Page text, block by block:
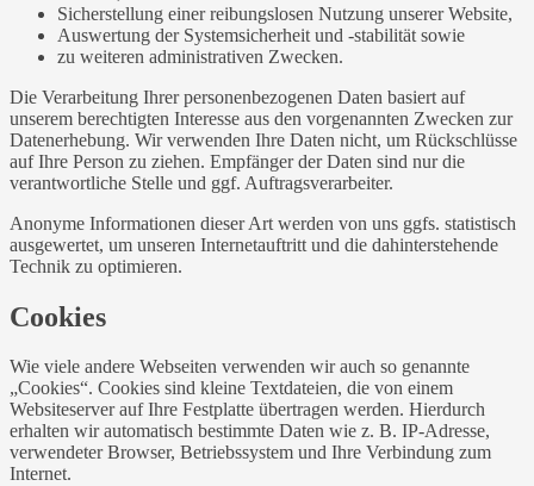
Sicherstellung einer reibungslosen Nutzung unserer Website,
Auswertung der Systemsicherheit und -stabilität sowie
zu weiteren administrativen Zwecken.
Die Verarbeitung Ihrer personenbezogenen Daten basiert auf
unserem berechtigten Interesse aus den vorgenannten Zwecken zur
Datenerhebung. Wir verwenden Ihre Daten nicht, um Rückschlüsse
auf Ihre Person zu ziehen. Empfänger der Daten sind nur die
verantwortliche Stelle und ggf. Auftragsverarbeiter.
Anonyme Informationen dieser Art werden von uns ggfs. statistisch
ausgewertet, um unseren Internetauftritt und die dahinterstehende
Technik zu optimieren.
Cookies
Wie viele andere Webseiten verwenden wir auch so genannte
„Cookies“. Cookies sind kleine Textdateien, die von einem
Websiteserver auf Ihre Festplatte übertragen werden. Hierdurch
erhalten wir automatisch bestimmte Daten wie z. B. IP-Adresse,
verwendeter Browser, Betriebssystem und Ihre Verbindung zum
Internet.